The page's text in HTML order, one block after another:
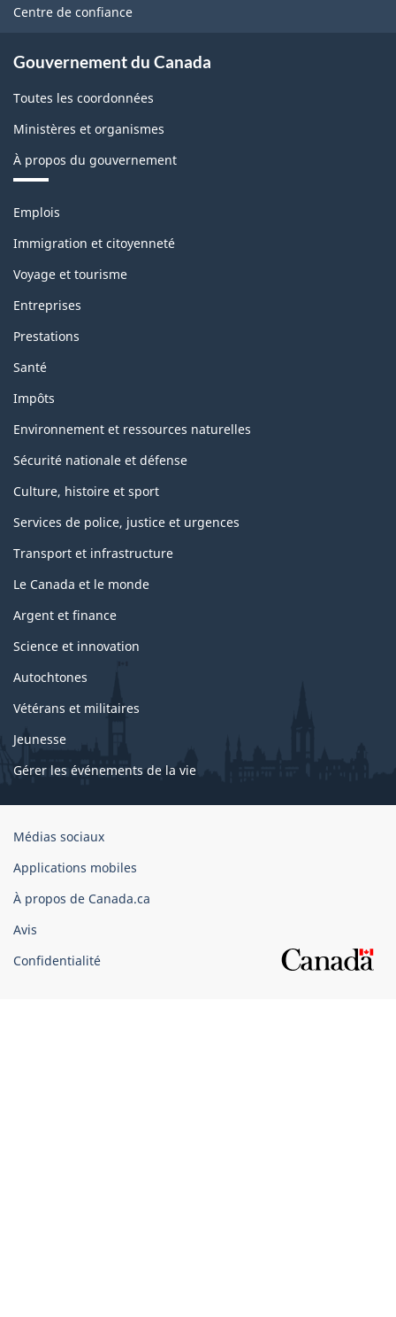
Centre de confiance
Gouvernement du Canada
Toutes les coordonnées
Ministères et organismes
À propos du gouvernement
Thèmes
sujets
Emplois
Immigration et citoyenneté
Voyage et tourisme
Entreprises
Prestations
Santé
Impôts
Environnement et ressources naturelles
Sécurité nationale et défense
Culture, histoire et sport
Services de police, justice et urgences
Transport et infrastructure
Le Canada et le monde
Argent et finance
Science et innovation
Autochtones
Vétérans et militaires
Jeunesse
Gérer les événements de la vie
Organisation
gouvernement
du
Canada
Médias sociaux
Applications mobiles
À propos de Canada.ca
Avis
Confidentialité